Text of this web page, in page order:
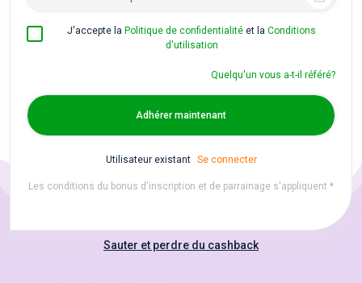
J'accepte la Politique de confidentialitéet laConditions
d'utilisation
Quelqu'un vous a-t-il référé?
Adhérer maintenant
Utilisateur existant Se connecter
Les conditions du bonus d'inscription et de parrainage s'appliquent *
Sauter et perdre du cashback